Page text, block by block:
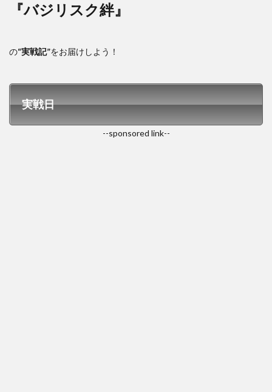
『バジリスク絆』
の“実戦記”をお届けしよう！
実戦日
--sponsored link--